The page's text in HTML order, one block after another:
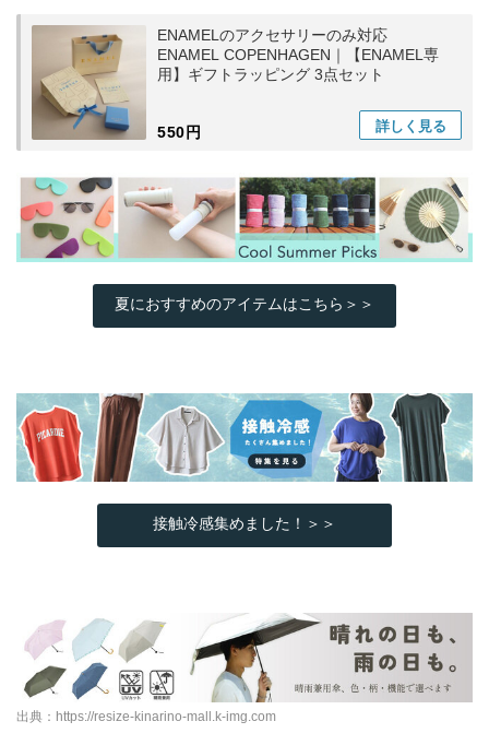
ENAMELのアクセサリーのみ対応
ENAMEL COPENHAGEN｜【ENAMEL専
用】ギフトラッピング 3点セット
550円 詳しく 見る
夏におすすめのアイテムはこちら＞＞
接触冷感集めました！＞＞
出典： https://resize-kinarino-mall.k-img.com